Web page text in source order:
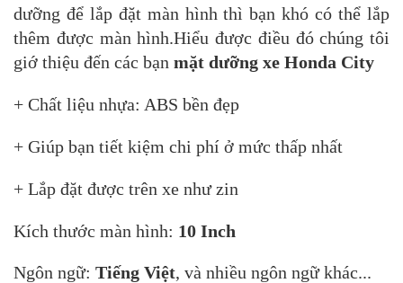
dưỡng để lắp đặt màn hình thì bạn khó có thể lắp
thêm được màn hình.Hiểu được điều đó chúng tôi
giớ thiệu đến các bạn mặt dưỡng xe Honda City
+ Chất liệu nhựa: ABS bền đẹp
+ Giúp bạn tiết kiệm chi phí ở mức thấp nhất
+ Lắp đặt được trên xe như zin
Kích thước màn hình: 10 Inch
Ngôn ngữ: Tiếng Việt, và nhiều ngôn ngữ khác...